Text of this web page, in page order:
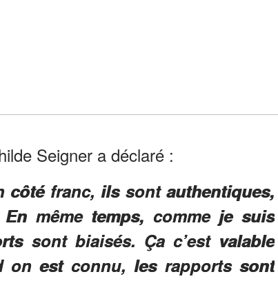
Seigner a déclaré :
côté franc, ils sont authentiques,
même temps, comme je suis
sont biaisés. Ça c’est valable
on est connu, les rapports sont